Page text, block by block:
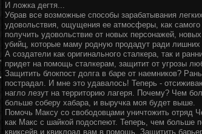
И ложка дегтя...
Убрав все возможные способы зарабатывания
удовольствия, ощущения ее атмосферы, как
получить удовольствие от новых персонажей,
убийц, которые маму родную продадут ради лишних
А создатели как оригинального сталкера, так и
придет на помощь сталкерам, защитит от угрозы
Защитить блокпост долга в баре от наемников?
пострадал. И мне это удавалось! Теперь -
нагло лезут на территорию лагеря. Почему? Чем
больше соберу хабара, и выручка моя будет выше.
Помочь Максу со свободовцами уничтожить отряд
как Макс с шайкой подоспеют. Теперь, чем
квиксейв и квиклоад вам в помощь. Защитить